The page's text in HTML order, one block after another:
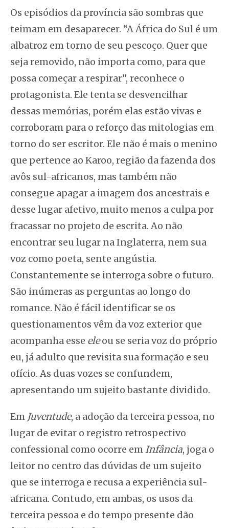
Os episódios da província são sombras que
teimam em desaparecer. “A África do Sul é um
albatroz em torno de seu pescoço. Quer que
seja removido, não importa como, para que
possa começar a respirar”, reconhece o
protagonista. Ele tenta se desvencilhar
dessas memórias, porém elas estão vivas e
corroboram para o reforço das mitologias em
torno do ser escritor. Ele não é mais o menino
que pertence ao Karoo, região da fazenda dos
avôs sul-africanos, mas também não
consegue apagar a imagem dos ancestrais e
desse lugar afetivo, muito menos a culpa por
fracassar no projeto de escrita. Ao não
encontrar seu lugar na Inglaterra, nem sua
voz como poeta, sente angústia.
Constantemente se interroga sobre o futuro.
São inúmeras as perguntas ao longo do
romance. Não é fácil identificar se os
questionamentos vêm da voz exterior que
acompanha esse eleou se seria voz do próprio
eu, já adulto que revisita sua formação e seu
ofício. As duas vozes se confundem,
apresentando um sujeito bastante dividido.
Em Juventude, a adoção da terceira pessoa, no
lugar de evitar o registro retrospectivo
confessional como ocorre emInfância, joga o
leitor no centro das dúvidas de um sujeito
que se interroga e recusa a experiência sul-
africana. Contudo, em ambas, os usos da
terceira pessoa e do tempo presente dão